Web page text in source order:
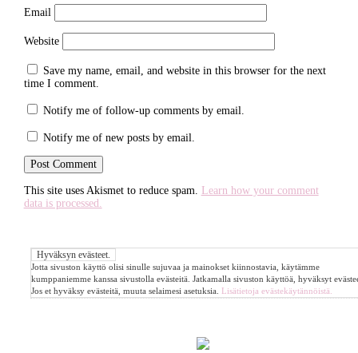
Email
Website
Save my name, email, and website in this browser for the next
time I comment.
Notify me of follow-up comments by email.
Notify me of new posts by email.
This site uses Akismet to reduce spam. Learn how your comment
data is processed.
Jotta sivuston käyttö olisi sinulle sujuvaa ja mainokset kiinnostavia, käytämme
kumppaniemme kanssa sivustolla evästeitä. Jatkamalla sivuston käyttöä, hyväksyt
Jos et hyväksy evästeitä, muuta selaimesi asetuksia. Lisätietoja evästekäytännöistä.